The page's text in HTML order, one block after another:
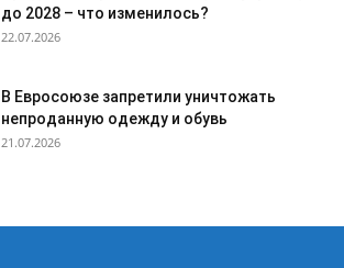
до 2028 – что изменилось?
22.07.2026
В Евросоюзе запретили уничтожать
непроданную одежду и обувь
21.07.2026